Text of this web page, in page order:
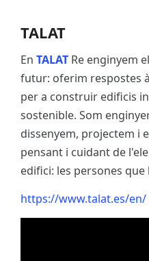
TALAT
En TALAT Re enginyem
futur: oferim respostes
per a construir edificis
sostenible. Som
dissenyem, projectem i
pensant i cuidant de
edifici: les persones
https://www.talat.es/en/